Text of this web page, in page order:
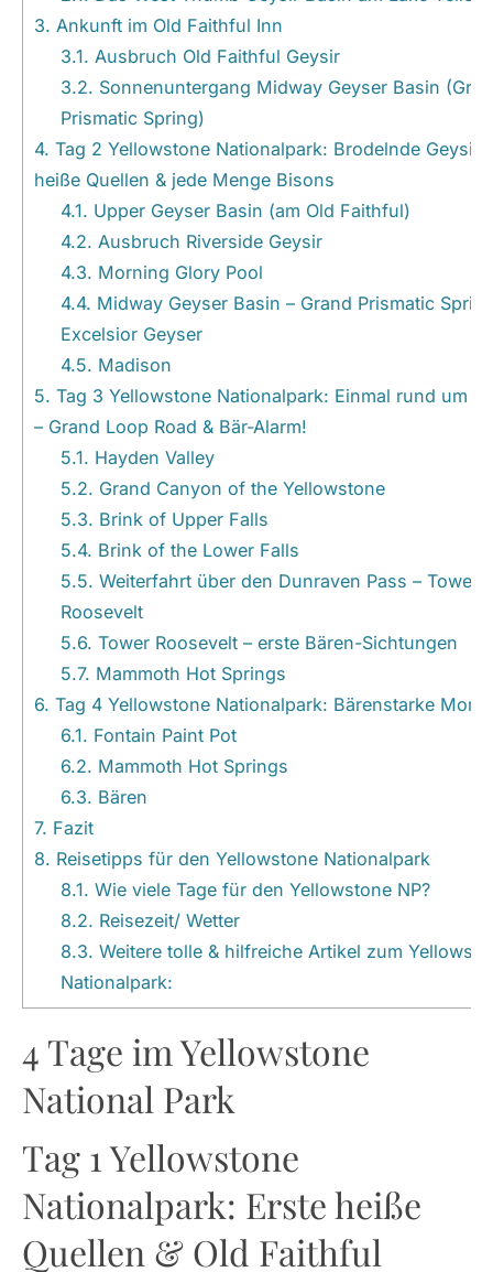
3. Ankunft im Old Faithful Inn
3.1. Ausbruch Old Faithful Geysir
3.2. Sonnenuntergang Midway Geyser Basin
Prismatic Spring)
4. Tag 2 Yellowstone Nationalpark: Brodelnde
heiße Quellen & jede Menge Bisons
4.1. Upper Geyser Basin (am Old Faithful)
4.2. Ausbruch Riverside Geysir
4.3. Morning Glory Pool
4.4. Midway Geyser Basin – Grand Prismatic
Excelsior Geyser
4.5. Madison
5. Tag 3 Yellowstone Nationalpark: Einmal rund um
– Grand Loop Road & Bär-Alarm!
5.1. Hayden Valley
5.2. Grand Canyon of the Yellowstone
5.3. Brink of Upper Falls
5.4. Brink of the Lower Falls
5.5. Weiterfahrt über den Dunraven Pass – Tower
Roosevelt
5.6. Tower Roosevelt – erste Bären-Sichtungen
5.7. Mammoth Hot Springs
6. Tag 4 Yellowstone Nationalpark: Bärenstarke
6.1. Fontain Paint Pot
6.2. Mammoth Hot Springs
6.3. Bären
7. Fazit
8. Reisetipps für den Yellowstone Nationalpark
8.1. Wie viele Tage für den Yellowstone NP?
8.2. Reisezeit/ Wetter
8.3. Weitere tolle & hilfreiche Artikel zum
Nationalpark:
4 Tage im Yellowstone
National Park
Tag 1 Yellowstone
Nationalpark: Erste heiße
Quellen & Old Faithful